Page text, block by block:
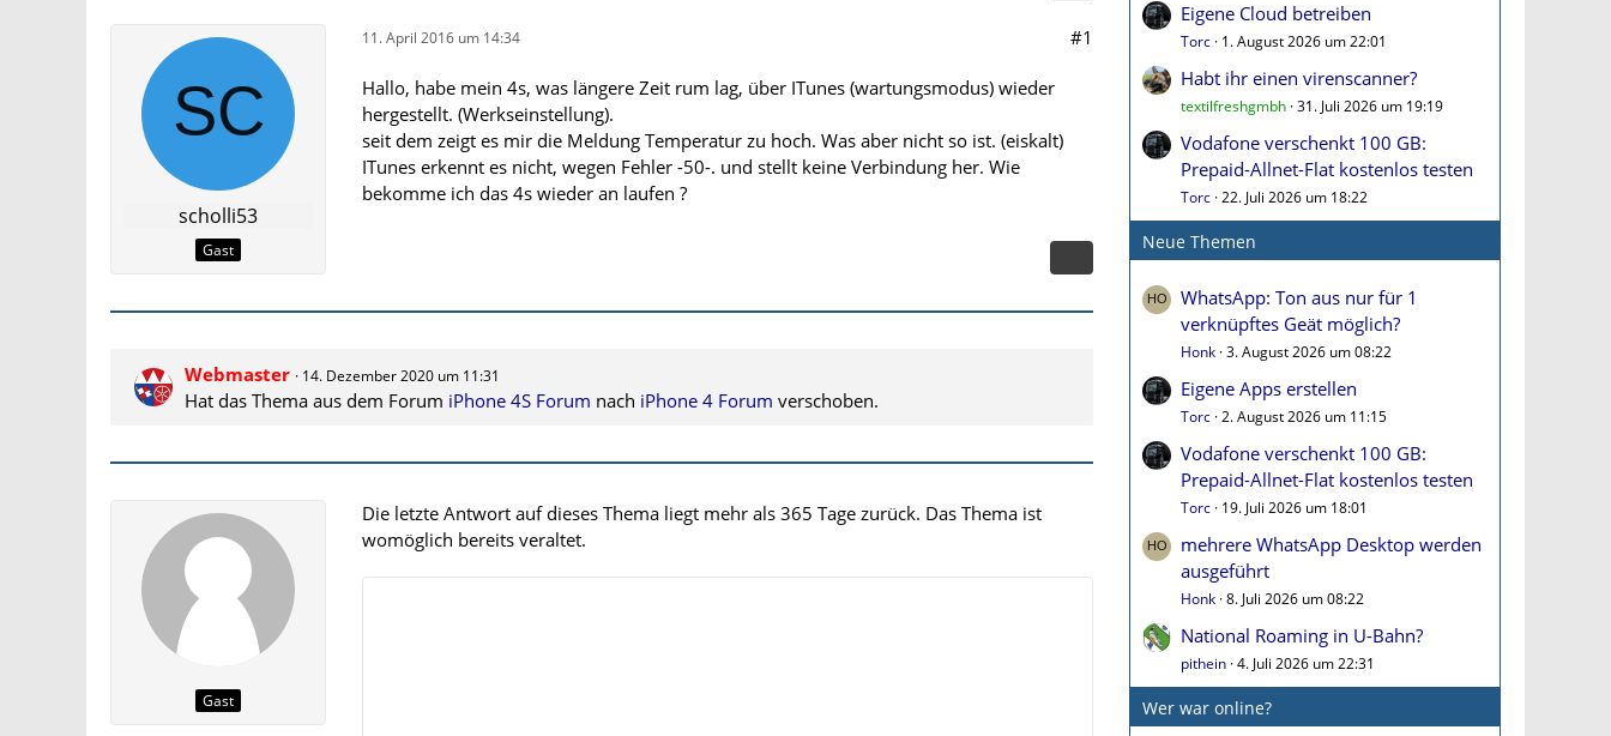
scholli53
Gast
11. April 2016 um 14:34 #1
Hallo, habe mein 4s, was längere Zeit rum lag, über ITunes (wartungsmodus) wieder
hergestellt. (Werkseinstellung).
seit dem zeigt es mir die Meldung Temperatur zu hoch. Was aber nicht so ist. (eiskalt)
ITunes erkennt es nicht, wegen Fehler -50-. und stellt keine Verbindung her. Wie
bekomme ich das 4s wieder an laufen ?
Webmaster 14. Dezember 2020 um 11:31
Hat das Thema aus dem Forum iPhone 4S Forum nach iPhone 4 Forum verschoben.
Gast
Die letzte Antwort auf dieses Thema liegt mehr als 365 Tage zurück. Das Thema ist
womöglich bereits veraltet.
Eigene Cloud betreiben
Torc 1. August 2026 um 22:01
Habt ihr einen virenscanner?
textilfreshgmbh 31. Juli 2026 um 19:19
Vodafone verschenkt 100 GB:
Prepaid-Allnet-Flat kostenlos testen
Torc 22. Juli 2026 um 18:22
Neue Themen
WhatsApp: Ton aus nur für 1
verknüpftes Geät möglich?
Honk 3. August 2026 um 08:22
Eigene Apps erstellen
Torc 2. August 2026 um 11:15
Vodafone verschenkt 100 GB:
Prepaid-Allnet-Flat kostenlos testen
Torc 19. Juli 2026 um 18:01
mehrere WhatsApp Desktop werden
ausgeführt
Honk 8. Juli 2026 um 08:22
National Roaming in U-Bahn?
pithein 4. Juli 2026 um 22:31
Wer war online?